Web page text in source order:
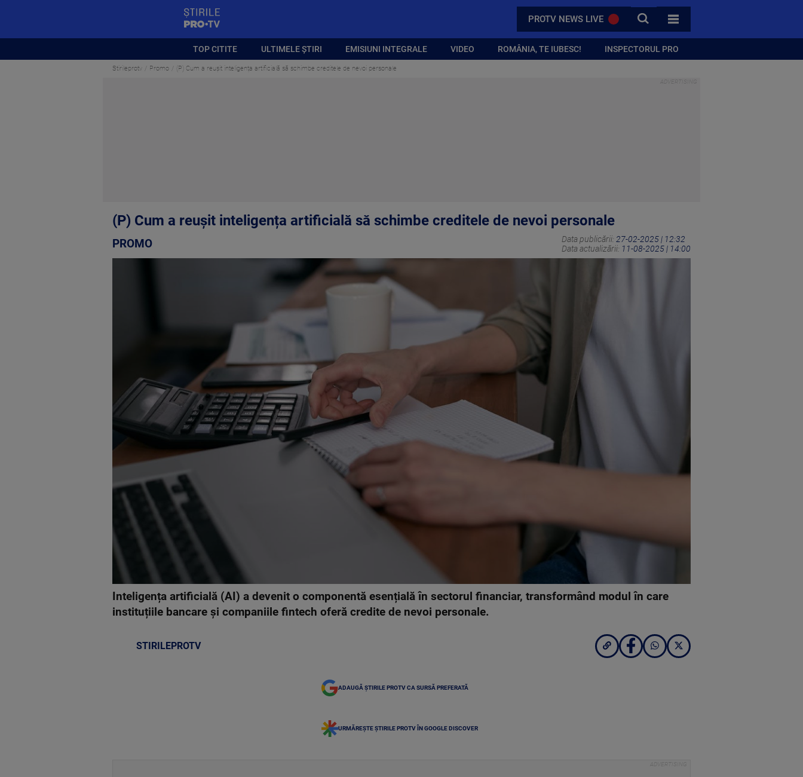
PROTV NEWS LIVE CAUTA
TOATE CATEGORIILE
TOP CITITE ULTIMELE ȘTIRI EMISIUNI INTEGRALE VIDEO ROMÂNIA, TE IUBESC! INSPECTORUL PRO
Stirileprotv Promo (P) Cum a reușit inteligența artificială să schimbe creditele de nevoi personale
(P) Cum a reușit inteligența artificială să schimbe creditele de nevoi personale
PROMO Data publicării: 27-02-2025 | 12:32
Data actualizării: 11-08-2025 | 14:00
Inteligența artificială (AI) a devenit o componentă esențială în sectorul financiar, transformând modul în care
instituțiile bancare și companiile fintech oferă credite de nevoi personale.
STIRILEPROTV
ADAUGĂ ȘTIRILE PROTV CA SURSĂ PREFERATĂ
URMĂREȘTE ȘTIRILE PROTV ÎN GOOGLE DISCOVER